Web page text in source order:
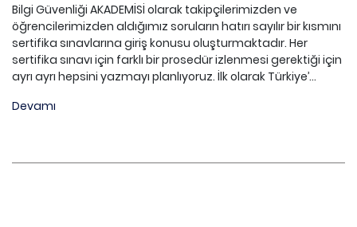
Bilgi Güvenliği AKADEMİSİ olarak takipçilerimizden ve
öğrencilerimizden aldığımız soruların hatırı sayılır bir kısmını
sertifika sınavlarına giriş konusu oluşturmaktadır. Her
sertifika sınavı için farklı bir prosedür izlenmesi gerektiği için
ayrı ayrı hepsini yazmayı planlıyoruz. İlk olarak Türkiye’...
Devamı